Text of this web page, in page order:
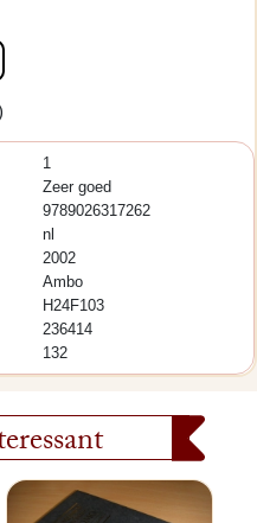
1
Zeer goed
9789026317262
nl
2002
Ambo
H24F103
236414
132